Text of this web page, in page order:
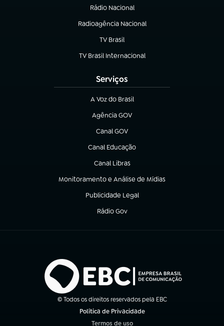
Rádio Nacional
Radioagência Nacional
(abre em nova aba)
TV Brasil
(abre em nova aba)
TV Brasil Internacional
(abre em nova aba)
Serviços
A Voz do Brasil
(abre em nova aba)
Agência GOV
(abre em nova aba)
Canal GOV
(abre em nova aba)
Canal Educação
(abre em nova aba)
Canal Libras
(abre em nova aba)
Monitoramento e Análise de Mídias
(abre em nova aba)
Publicidade Legal
(abre em nova aba)
Rádio Gov
(abre em nova aba)
© Todos os direitos reservados pela EBC
Política de Privacidade
Termos de uso